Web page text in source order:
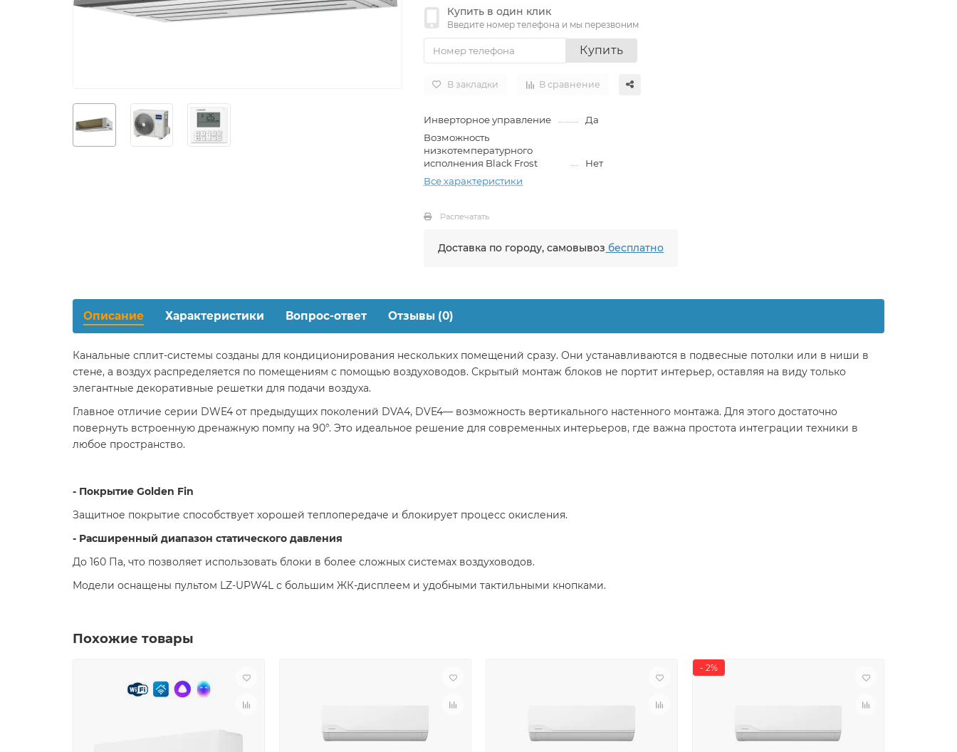
Купить в один клик
Введите номер телефона и мы перезвоним
Купить
В закладки В сравнение
Инверторное управление
Да
Возможность
низкотемпературного
исполнения Black Frost
Нет
Все характеристики
Распечатать
Доставка по городу, самовывоз бесплатно
Описание Характеристики Вопрос-ответ Отзывы (0)
Канальные сплит-системы созданы для кондиционирования нескольких помещений сразу. Они устанавливаются в подвесные потолки или в ниши в
стене, а воздух распределяется по помещениям с помощью воздуховодов. Скрытый монтаж блоков не портит интерьер, оставляя на виду только
элегантные декоративные решетки для подачи воздуха.
Главное отличие серии DWE4 от предыдущих поколений DVA4, DVE4— возможность вертикального настенного монтажа. Для этого достаточно
повернуть встроенную дренажную помпу на 90°. Это идеальное решение для современных интерьеров, где важна простота интеграции техники в
любое пространство.
- Покрытие Golden Fin
Защитное покрытие способствует хорошей теплопередаче и блокирует процесс окисления.
- Расширенный диапазон статического давления
До 160 Па, что позволяет использовать блоки в более сложных системах воздуховодов.
Модели оснащены пультом LZ-UPW4L с большим ЖК-дисплеем и удобными тактильными кнопками.
Похожие товары
- 2%